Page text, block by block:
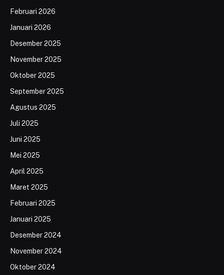
Februari 2026
Januari 2026
Desember 2025
November 2025
Oktober 2025
September 2025
Agustus 2025
Juli 2025
Juni 2025
Mei 2025
April 2025
Maret 2025
Februari 2025
Januari 2025
Desember 2024
November 2024
Oktober 2024